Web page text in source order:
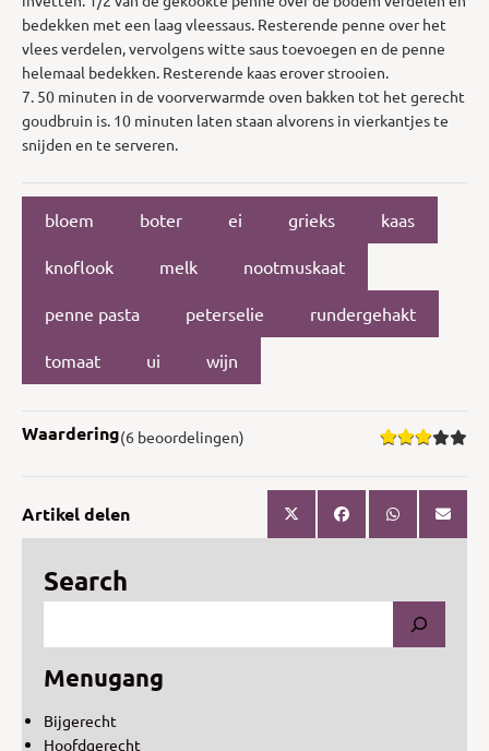
bedekken met een laag vleessaus. Resterende penne over het
vlees verdelen, vervolgens witte saus toevoegen en de penne
helemaal bedekken. Resterende kaas erover strooien.
7. 50 minuten in de voorverwarmde oven bakken tot het gerecht
goudbruin is. 10 minuten laten staan alvorens in vierkantjes te
snijden en te serveren.
bloem boter ei grieks kaas
knoflook melk nootmuskaat
penne pasta peterselie rundergehakt
tomaat ui wijn
Waardering(6 beoordelingen)
Artikel delen
Search
Menugang
Bijgerecht
Hoofdgerecht